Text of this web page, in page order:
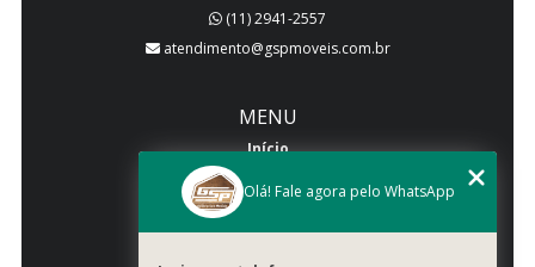
(11) 2941-2557
atendimento@gspmoveis.com.br
MENU
Início
Quem somos
Olá! Fale agora pelo WhatsApp